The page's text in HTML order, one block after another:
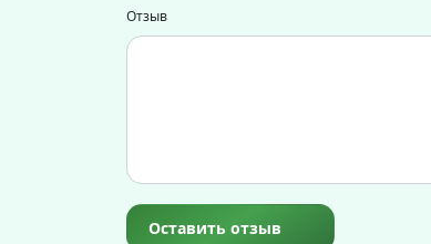
Отзыв
Оставить отзыв